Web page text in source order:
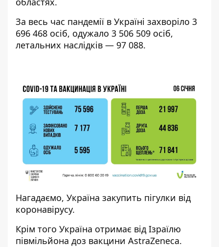
За весь час пандемії в Україні захворіло 3
696 468 осіб, одужало 3 506 509 осіб,
летальних наслідків — 97 088.
Нагадаємо, Україна закупить пігулки від
коронавірусу.
Крім того Україна отримає від Ізраїлю
півмільйона доз вакцини AstraZeneca.